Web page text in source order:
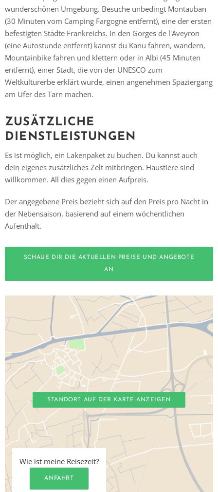
wunderschönen Umgebung. Besuche unbedingt Montauban
(30 Minuten vom Camping Fargogne entfernt), eine der ersten
befestigten Städte Frankreichs. In den Gorges de l'Aveyron
(eine Autostunde entfernt) kannst du Kanu fahren, wandern,
Mountainbike fahren und klettern oder in Albi (45 Minuten
entfernt), einer Stadt, die von der UNESCO zum
Weltkulturerbe erklärt wurde, einen angenehmen Spaziergang
am Ufer des Tarn machen.
ZUSÄTZLICHE
DIENSTLEISTUNGEN
Es ist möglich, ein Lakenpaket zu buchen. Du kannst auch
dein eigenes zusätzliches Zelt mitbringen. Haustiere sind
willkommen. All dies gegen einen Aufpreis.
Der angegebene Preis bezieht sich auf den Preis pro Nacht in
der Nebensaison, basierend auf einem wöchentlichen
Aufenthalt.
SCHAUE DIR DIE AKTUELLEN PREISE UND ANGEBOTE
AN
STANDORT AUF DER KARTE ANZEIGEN
Wie ist meine Reisezeit?
ANFAHRT
Vielen Dank für das Abonnieren unseres Newsletters.